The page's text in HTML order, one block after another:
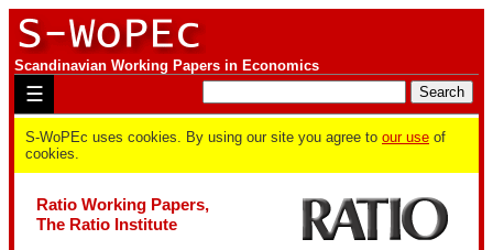
Scandinavian Working Papers in Economics
☰
S-WoPEc uses cookies. By using our site you agree to our use of
cookies.
Ratio Working Papers,
The Ratio Institute